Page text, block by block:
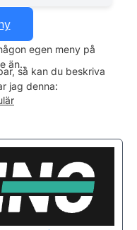
11:00 - 22:00
11:00 - 22:00
- 03:00
11:00 - 03:00
11:00 - 22:00
egen meny på
än..
så kan du beskriva
jag denna: